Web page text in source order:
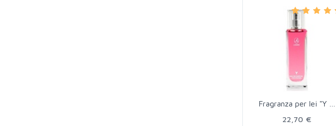
Fragranza per lei "Y …
22,70 €